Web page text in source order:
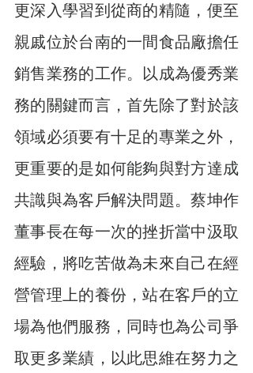
更深入學習到從商的精隨，便至
親戚位於台南的一間食品廠擔任
銷售業務的工作。以成為優秀業
務的關鍵而言，首先除了對於該
領域必須要有十足的專業之外，
更重要的是如何能夠與對方達成
共識與為客戶解決問題。蔡坤作
董事長在每一次的挫折當中汲取
經驗，將吃苦做為未來自己在經
營管理上的養份，站在客戶的立
場為他們服務，同時也為公司爭
取更多業績，以此思維在努力之